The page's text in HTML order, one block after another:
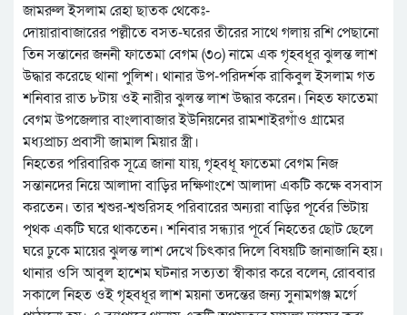
জামরুল ইসলাম রেহা ছাতক থেকেঃ-
দোয়ারাবাজারের পল্লীতে বসত-ঘরের তীরের সাথে গলায় রশি পেছানো
তিন সন্তানের জননী ফাতেমা বেগম (৩০) নামে এক গৃহবধূর ঝুলন্ত লাশ
উদ্ধার করেছে থানা পুলিশ। থানার উপ-পরিদর্শক রাকিবুল ইসলাম গত
শনিবার রাত ৮টায় ওই নারীর ঝুলন্ত লাশ উদ্ধার করেন। নিহত ফাতেমা
বেগম উপজেলার বাংলাবাজার ইউনিয়নের রামশাইরগাঁও গ্রামের
মধ্যপ্রাচ্য প্রবাসী জামাল মিয়ার স্ত্রী।
নিহতের পরিবারিক সূত্রে জানা যায়, গৃহবধূ ফাতেমা বেগম নিজ
সন্তানদের নিয়ে আলাদা বাড়ির দক্ষিণাংশে আলাদা একটি কক্ষে বসবাস
করতেন। তার শ্বশুর-শ্বশুরিসহ পরিবারের অন্যরা বাড়ির পূর্বের ভিটায়
পৃথক একটি ঘরে থাকতেন। শনিবার সন্ধ্যার পূর্বে নিহতের ছোট ছেলে
ঘরে ঢুকে মায়ের ঝুলন্ত লাশ দেখে চিৎকার দিলে বিষয়টি জানাজানি হয়।
থানার ওসি আবুল হাশেম ঘটনার সত্যতা স্বীকার করে বলেন, রোববার
সকালে নিহত ওই গৃহবধূর লাশ ময়না তদন্তের জন্য সুনামগঞ্জ মর্গে